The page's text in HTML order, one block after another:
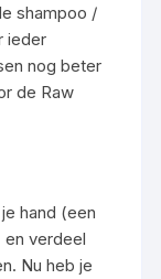
shampoo /
ieder
nog beter
de Raw
hand (een
verdeel
Nu heb je